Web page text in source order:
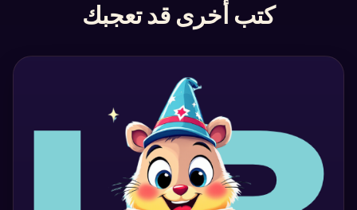
كتب أخرى قد تعجبك